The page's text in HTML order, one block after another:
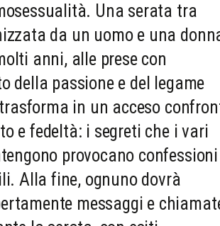
Una serata tra
da un uomo e una
anni, alle prese con
della passione e del legame
in un acceso
e fedeltà: i segreti che i vari
provocano confessioni
Alla fine, ognuno dovrà
messaggi e